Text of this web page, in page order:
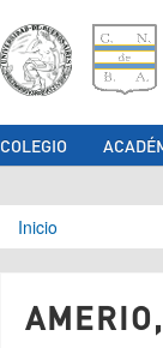
COLEGIO
Se
Inicio